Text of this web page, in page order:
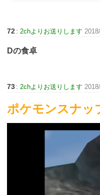
72 :2chよりお送りします
Dの食卓
73 :2chよりお送りします
ポケモンスナッ